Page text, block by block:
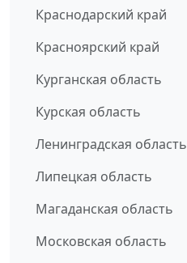
Краснодарский край
Красноярский край
Курганская область
Курская область
Ленинградская область
Липецкая область
Магаданская область
Московская область